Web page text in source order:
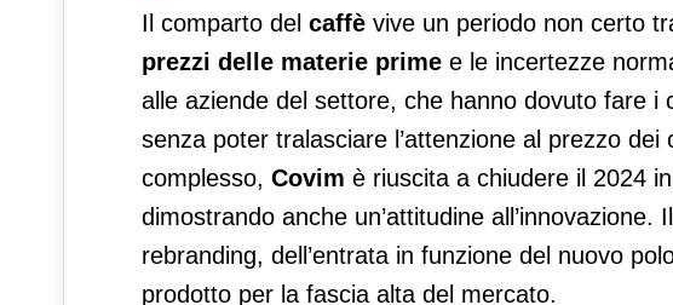
Il comparto del caffè vive un periodo non certo
prezzi delle materie prime e le incertezze
alle aziende del settore, che hanno dovuto fare i
senza poter tralasciare l’attenzione al prezzo
complesso, Covim è riuscita a chiudere il 2024
dimostrando anche un’attitudine all’innovazione.
rebranding, dell’entrata in funzione del nuovo
prodotto per la fascia alta del mercato.